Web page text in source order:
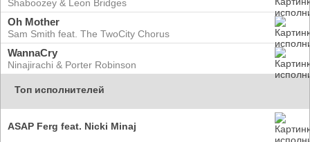
Shaboozey & Leon Bridges
Oh Mother
Sam Smith feat. The TwoCity Chorus
WannaCry
Ninajirachi & Porter Robinson
Топ исполнителей
ASAP Ferg feat. Nicki Minaj